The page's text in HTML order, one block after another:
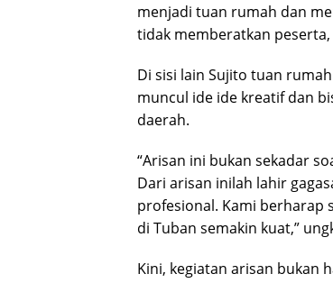
menjadi tuan rumah dan
tidak memberatkan
Di sisi lain Sujito tuan
muncul ide ide kreatif dan
daerah.
“Arisan ini bukan sekadar
Dari arisan inilah lahir
profesional. Kami berharap
di Tuban semakin kuat,”
Kini, kegiatan arisan bukan